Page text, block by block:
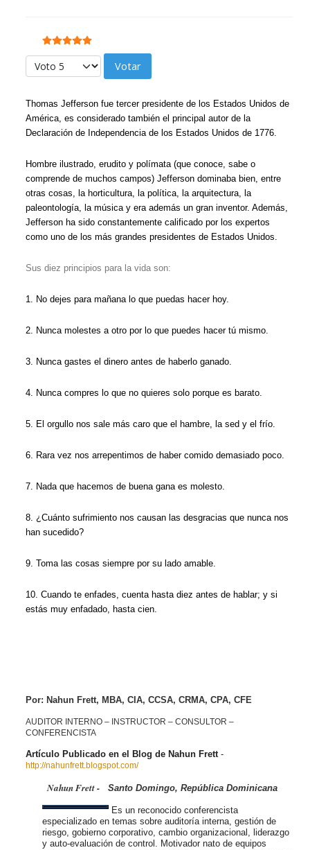
Ratio:5/5
Por favor, vote
Thomas Jefferson fue tercer presidente de los Estados Unidos de
América, es considerado también el principal autor de la
Declaración de Independencia de los Estados Unidos de 1776.
Hombre ilustrado, erudito y polímata (que conoce, sabe o
comprende de muchos campos) Jefferson dominaba bien, entre
otras cosas, la horticultura, la política, la arquitectura, la
paleontología, la música y era además un gran inventor. Además,
Jefferson ha sido constantemente calificado por los expertos
como uno de los más grandes presidentes de Estados Unidos.
Sus diez principios para la vida son:
1. No dejes para mañana lo que puedas hacer hoy.
2. Nunca molestes a otro por lo que puedes hacer tú mismo.
3. Nunca gastes el dinero antes de haberlo ganado.
4. Nunca compres lo que no quieres solo porque es barato.
5. El orgullo nos sale más caro que el hambre, la sed y el frío.
6. Rara vez nos arrepentimos de haber comido demasiado poco.
7. Nada que hacemos de buena gana es molesto.
8. ¿Cuánto sufrimiento nos causan las desgracias que nunca nos
han sucedido?
9. Toma las cosas siempre por su lado amable.
10. Cuando te enfades, cuenta hasta diez antes de hablar; y si
estás muy enfadado, hasta cien.
Por: Nahun Frett, MBA, CIA, CCSA, CRMA, CPA, CFE
AUDITOR INTERNO – INSTRUCTOR – CONSULTOR –
CONFERENCISTA
Artículo Publicado en el Blog de Nahun Frett-
http://nahunfrett.blogspot.com/
Nahun Frett - Santo Domingo, República Dominicana
Es un reconocido conferencista
especializado en temas sobre auditoría interna, gestión de
riesgo, gobierno corporativo, cambio organizacional, liderazgo
y auto-evaluación de control. Motivador nato de equipos